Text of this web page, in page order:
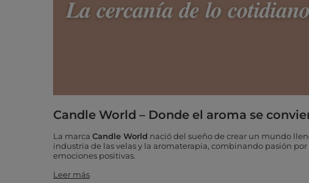
Candle World – Donde el aroma se
La marca Candle World nació del sueño de crear un mundo
industria de las velas y la aromaterapia, combinando pasión
emociones positivas.
Leer más